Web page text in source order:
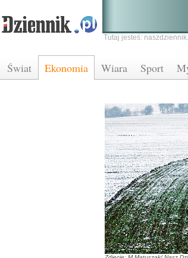
Świat Ekonomia Wiara Sport
Tutaj jesteś: